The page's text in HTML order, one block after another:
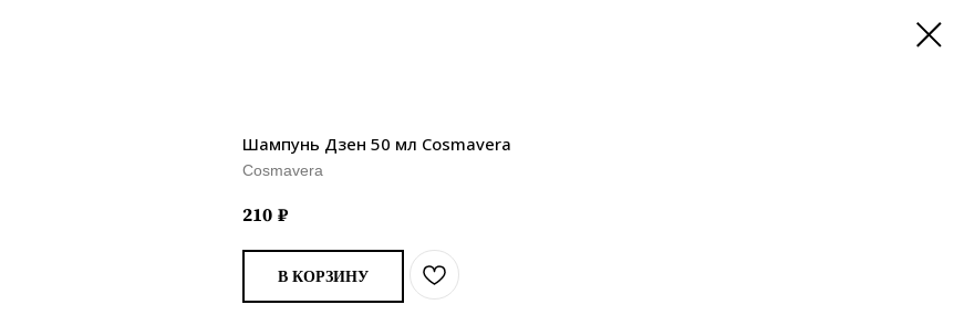
Шампунь Дзен 50 мл Cosmavera
Cosmavera
210 ₽
В КОРЗИНУ